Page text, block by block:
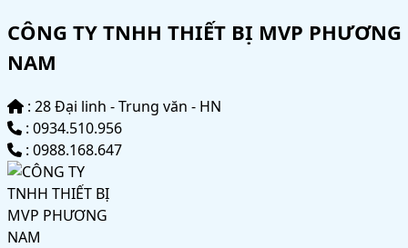
CÔNG TY TNHH THIẾT BỊ MVP PHƯƠNG
NAM
: 28 Đại linh - Trung văn - HN
: 0934.510.956
: 0988.168.647